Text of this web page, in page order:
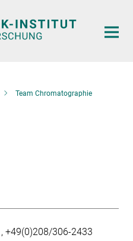
Team Chromatographie
+49(0)208/306-2433